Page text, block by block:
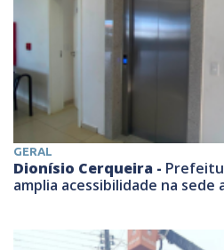
GERAL
Dionísio Cerqueira -
amplia acessibilidade na